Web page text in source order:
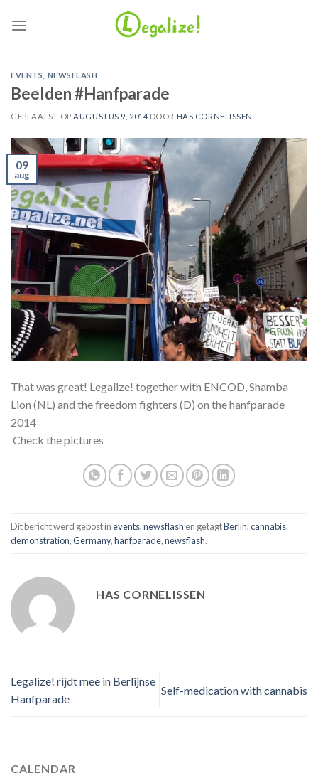
naar
EVENTS NEWSFLASH
Beelden #Hanfparade
GEPLAATST OPAUGUSTUS 9, 2014 DOOR HAS CORNELISSEN
09
aug
That was great! Legalize! together with ENCOD, Shamba
Lion (NL) and the freedom fighters (D) on the hanfparade
2014
Check the pictures
Dit bericht werd gepost inevents,newsflash en getagtBerlin,cannabis,
demonstration,Germany,hanfparade,newsflash.
HAS CORNELISSEN
Legalize! rijdt mee in Berlijnse
Hanfparade
Self-medication with cannabis
CALENDAR